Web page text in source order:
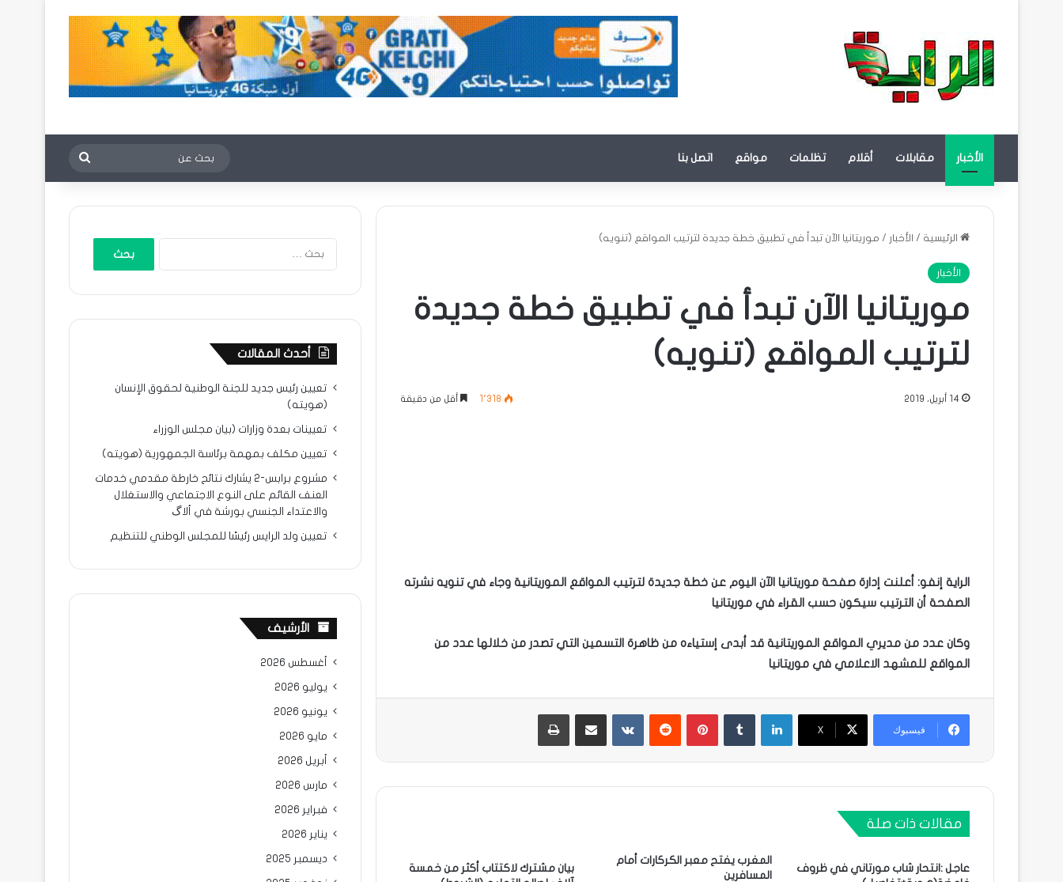
الأخبار مقابلات أقلام تظلمات مواقع اتصل بنا بحث
عن
الرئيسية / الأخبار / موريتانيا الآن تبدأ في تطبيق خطة جديدة لترتيب المواقع (تنويه)
الأخبار
موريتانيا الآن تبدأ في تطبيق خطة جديدة
لترتيب المواقع (تنويه)
14 أبريل، 2019 1٬318 أقل من دقيقة
الراية إنفو: أعلنت إدارة صفحة موريتانيا الآن اليوم عن خطة جديدة لترتيب المواقع الموريتانية وجاء في تنويه نشرته
الصفحة أن الترتيب سيكون حسب القراء في موريتانيا
وكان عدد من مديري المواقع الموريتانية قد أبدى إستياءه من ظاهرة التسمين التي تصدر من خلالها عدد من
المواقع للمشهد الاعلامي في موريتانيا
فيسبوك X
لينكدإن بينتيريست مشاركة عبر البريد طباعة
مقالات ذات صلة
عاجل :انتحار شاب مورتاني في ظروف
المغرب يفتح معبر الكركارات أمام
المسافرين
بيان مشترك لاكتتاب أكثر من خمسة
أحدث المقالات
تعيين رئيس جديد للجنة الوطنية لحقوق الإنسان
(هويته)
تعيينات بعدة وزارات (بيان مجلس الوزراء
تعيين مكلف بمهمة برئاسة الجمهورية (هويته)
مشروع برابس-2 يشارك نتائح خارطة مقدمي خدمات
العنف القائم على النوع الاجتماعي والاستغلال
والاعتداء الجنسي بورشة في ألاگ
تعيين ولد الرايس رئيسًا للمجلس الوطني للتنظيم
الأرشيف
أغسطس 2026
يوليو 2026
يونيو 2026
مايو 2026
أبريل 2026
مارس 2026
فبراير 2026
يناير 2026
ديسمبر 2025